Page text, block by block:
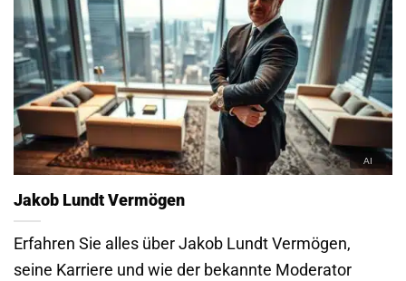
Jakob Lundt Vermögen
Erfahren Sie alles über Jakob Lundt Vermögen,
seine Karriere und wie der bekannte Moderator